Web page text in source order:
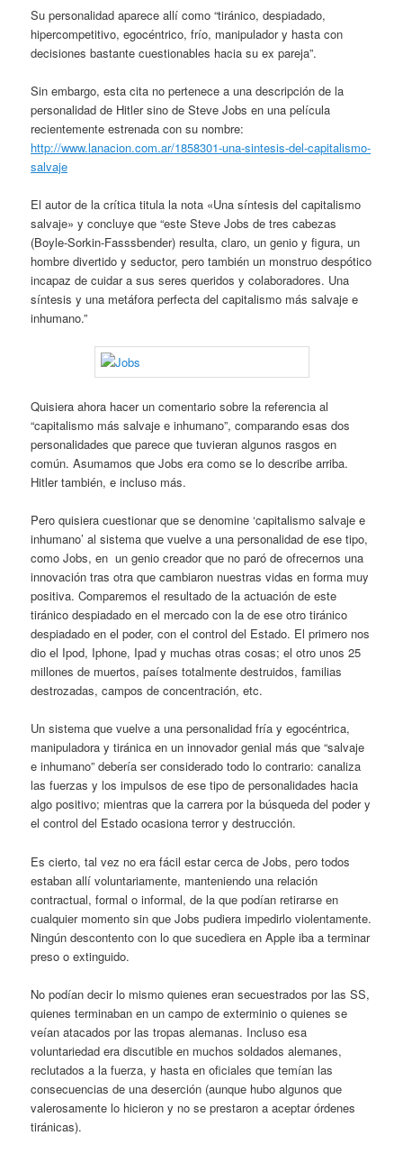
Su personalidad aparece allí como “tiránico, despiadado,
hipercompetitivo, egocéntrico, frío, manipulador y hasta con
decisiones bastante cuestionables hacia su ex pareja”.
Sin embargo, esta cita no pertenece a una descripción de la
personalidad de Hitler sino de Steve Jobs en una película
recientemente estrenada con su nombre:
http://www.lanacion.com.ar/1858301-una-sintesis-del-capitalismo-
salvaje
El autor de la crítica titula la nota «Una síntesis del capitalismo
salvaje» y concluye que “este Steve Jobs de tres cabezas
(Boyle-Sorkin-Fasssbender) resulta, claro, un genio y figura, un
hombre divertido y seductor, pero también un monstruo despótico
incapaz de cuidar a sus seres queridos y colaboradores. Una
síntesis y una metáfora perfecta del capitalismo más salvaje e
inhumano.”
Quisiera ahora hacer un comentario sobre la referencia al
“capitalismo más salvaje e inhumano”, comparando esas dos
personalidades que parece que tuvieran algunos rasgos en
común. Asumamos que Jobs era como se lo describe arriba.
Hitler también, e incluso más.
Pero quisiera cuestionar que se denomine ‘capitalismo salvaje e
inhumano’ al sistema que vuelve a una personalidad de ese tipo,
como Jobs, en un genio creador que no paró de ofrecernos una
innovación tras otra que cambiaron nuestras vidas en forma muy
positiva. Comparemos el resultado de la actuación de este
tiránico despiadado en el mercado con la de ese otro tiránico
despiadado en el poder, con el control del Estado. El primero nos
dio el Ipod, Iphone, Ipad y muchas otras cosas; el otro unos 25
millones de muertos, países totalmente destruidos, familias
destrozadas, campos de concentración, etc.
Un sistema que vuelve a una personalidad fría y egocéntrica,
manipuladora y tiránica en un innovador genial más que “salvaje
e inhumano” debería ser considerado todo lo contrario: canaliza
las fuerzas y los impulsos de ese tipo de personalidades hacia
algo positivo; mientras que la carrera por la búsqueda del poder y
el control del Estado ocasiona terror y destrucción.
Es cierto, tal vez no era fácil estar cerca de Jobs, pero todos
estaban allí voluntariamente, manteniendo una relación
contractual, formal o informal, de la que podían retirarse en
cualquier momento sin que Jobs pudiera impedirlo violentamente.
Ningún descontento con lo que sucediera en Apple iba a terminar
preso o extinguido.
No podían decir lo mismo quienes eran secuestrados por las SS,
quienes terminaban en un campo de exterminio o quienes se
veían atacados por las tropas alemanas. Incluso esa
voluntariedad era discutible en muchos soldados alemanes,
reclutados a la fuerza, y hasta en oficiales que temían las
consecuencias de una deserción (aunque hubo algunos que
valerosamente lo hicieron y no se prestaron a aceptar órdenes
tiránicas).